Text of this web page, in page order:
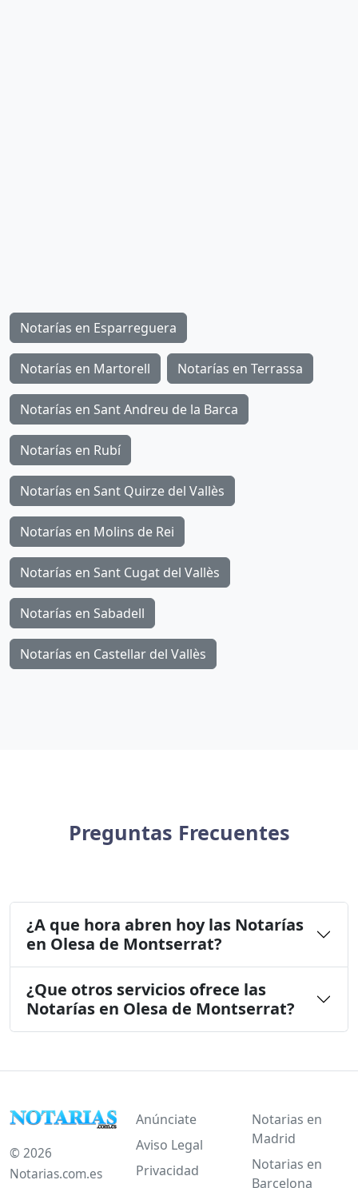
Notarías en Esparreguera
Notarías en Martorell Notarías en Terrassa
Notarías en Sant Andreu de la Barca
Notarías en Rubí
Notarías en Sant Quirze del Vallès
Notarías en Molins de Rei
Notarías en Sant Cugat del Vallès
Notarías en Sabadell
Notarías en Castellar del Vallès
Preguntas Frecuentes
¿A que hora abren hoy las Notarías
en Olesa de Montserrat?
¿Que otros servicios ofrece las
Notarías en Olesa de Montserrat?
© 2026
Notarias.com.es
Anúnciate
Aviso Legal
Privacidad
Notarias en
Madrid
Notarias en
Barcelona